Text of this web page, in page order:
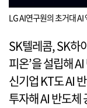
LG AI연구원의 초거대
SK텔레콤, SK하
피온’을 설립해
신기업 KT도 AI
투자해 AI 반도체